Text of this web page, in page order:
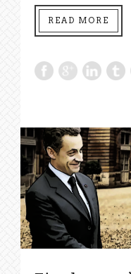
READ MORE